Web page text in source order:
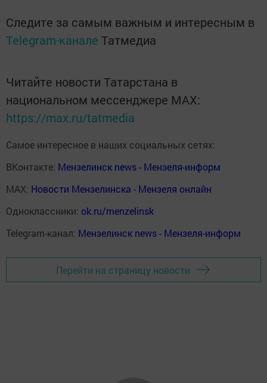
Следите за самым важным и интересным в
Telegram-канале Татмедиа
Читайте новости Татарстана в
национальном мессенджере MАХ:
https://max.ru/tatmedia
Самое интересное в наших социальных сетях:
ВКонтакте: Мензелинск news - Мензеля-информ
MAX: Новости Мензелинска - Мензеля онлайн
Одноклассники: ok.ru/menzelinsk
Telegram-канал: Мензелинск news - Мензеля-информ
Перейти на страницу новости